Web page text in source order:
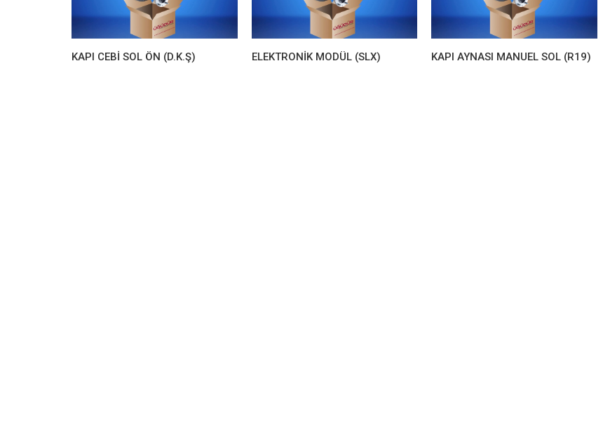
KAPI CEBİ SOL ÖN (D.K.Ş) ELEKTRONİK MODÜL (SLX) KAPI AYNASI MANUEL SOL (R19)